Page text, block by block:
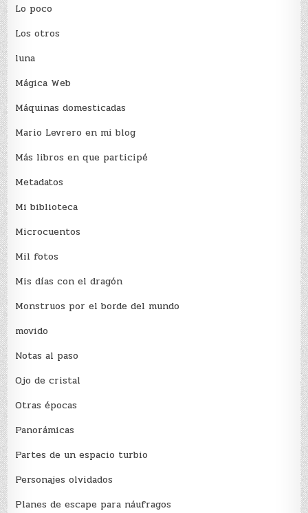
Lo poco
Los otros
luna
Mágica Web
Máquinas domesticadas
Mario Levrero en mi blog
Más libros en que participé
Metadatos
Mi biblioteca
Microcuentos
Mil fotos
Mis días con el dragón
Monstruos por el borde del mundo
movido
Notas al paso
Ojo de cristal
Otras épocas
Panorámicas
Partes de un espacio turbio
Personajes olvidados
Planes de escape para náufragos